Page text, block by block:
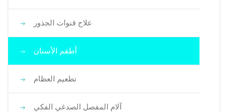
علاج قنوات الجذور
أطقم الأسنان
تطعيم العظام
آلام المفصل الصدغي الفكي